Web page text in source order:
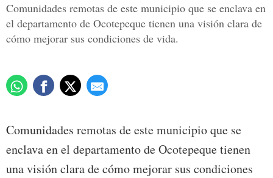
Comunidades remotas de este municipio que se enclava en
el departamento de Ocotepeque tienen una visión clara de
cómo mejorar sus condiciones de vida.
Comunidades remotas de este municipio que se
enclava en el departamento de Ocotepeque tienen
una visión clara de cómo mejorar sus condiciones